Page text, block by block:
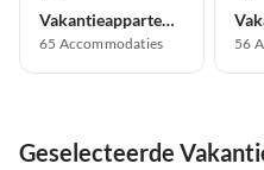
Vakantieappartement
65 Accommodaties 56
Geselecteerde